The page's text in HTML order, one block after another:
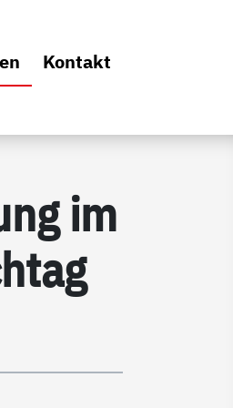
(Aktiv)
Kontakt
im